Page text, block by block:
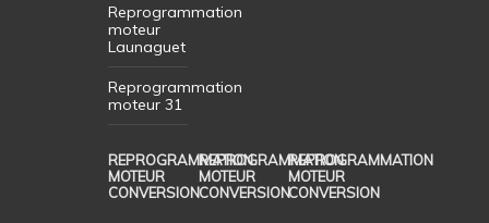
Reprogrammation
moteur
Launaguet
Reprogrammation
moteur 31
REPROGRAMMATION
MOTEUR
CONVERSION
REPROGRAMMATION
MOTEUR
CONVERSION
REPROGRAMMATION
MOTEUR
CONVERSION